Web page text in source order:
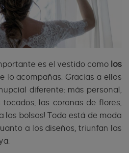
es el vestido como los
lo acompañas. Gracias a ellos
diferente: más personal,
las coronas de flores,
los bolsos! Todo está de moda
a los diseños, triunfan las